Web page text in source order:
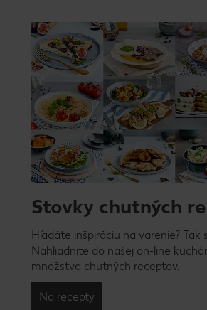
Stovky chutných
Hľadáte inšpiráciu na varenie? Tak
Nahliadnite do našej on-line
množstva chutných receptov.
Na recepty